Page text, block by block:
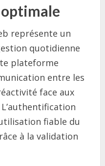
représente un
quotidienne
plateforme
entre les
face aux
fiable du
à la validation